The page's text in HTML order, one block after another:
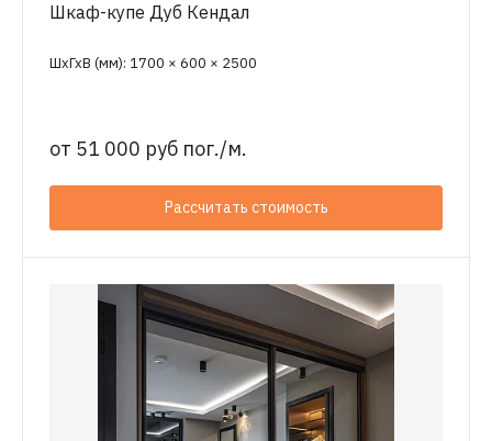
Шкаф-купе Дуб Кендал
ШхГхВ (мм): 1700 × 600 × 2500
от 51 000 руб пог./м.
Рассчитать стоимость